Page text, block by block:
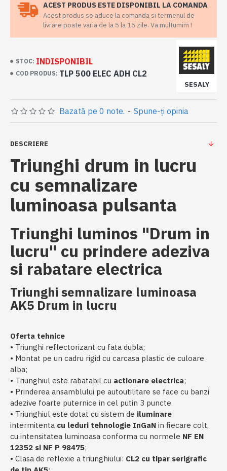
ACEST PRODUS ESTE DISPONIBIL LA COMANDA
Acest produs se aduce la comanda si termenul de
livrare poate varia de la 5 la 15 zile. Va multumim !
STOC: INDISPONIBIL
COD PRODUS: TLP 500 ELEC ADH CL2
SESALY
Bazată pe 0 note. - Spune-ţi opinia
DESCRIERE
Triunghi drum in lucru
cu semnalizare
luminoasa pulsanta
Triunghi luminos "Drum in
lucru" cu prindere adeziva
si rabatare electrica
Triunghi semnalizare luminoasa
AK5 Drum in lucru
Oferta tehnice
• Triunghi reflectorizant cu fata dubla;
• Montat pe un cadru rigid cu carcasa plastic de culoare
alba;
• Triunghiul este rabatabil cu actionare electrica;
• Prinderea ansamblului pe autoutilitare se face cu banzi
adezive foarte puternice in cel putin 3 puncte.
• Triunghiul este dotat cu sistem de iluminare
intermitenta cu leduri tehnologie InGaN in fiecare colt,
cu intensitatea luminoasa conforma cu normele NF EN
12352 si NF P 98475;
• Clasa de reflexie a triunghiului: CL2 cu tipar serigrafic